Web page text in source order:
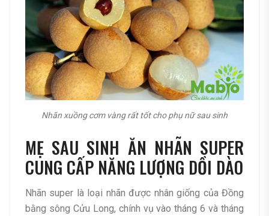
Nhãn xuồng cơm vàng rất tốt cho phụ nữ sau sinh
MẸ SAU SINH ĂN NHÃN SUPER
CUNG CẤP NĂNG LƯỢNG DỒI DÀO
Nhãn super là loại nhãn được nhân giống của Đồng
bằng sông Cửu Long, chính vụ vào tháng 6 và tháng